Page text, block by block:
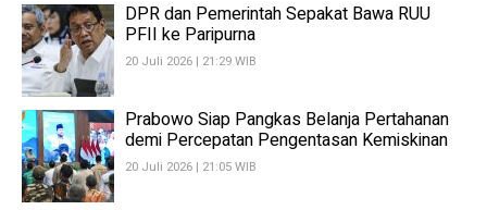
DPR dan Pemerintah Sepakat Bawa RUU
PFII ke Paripurna
20 Juli 2026 | 21:29 WIB
Prabowo Siap Pangkas Belanja Pertahanan
demi Percepatan Pengentasan Kemiskinan
20 Juli 2026 | 21:05 WIB